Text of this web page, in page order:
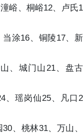
峪、桐峪12、卢氏1
涂16、铜陵17、新
、城门山21、盘古
、瑶岗仙25、凡口2
、桃林31、万山、